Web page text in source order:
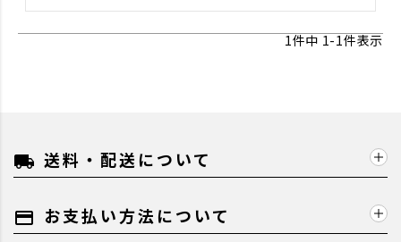
1件中 1-1件表示
local_shipping 送料・配送について
payment お支払い方法について